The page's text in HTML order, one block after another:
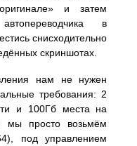
и затем
в
снисходительно
скриншотах.
нам не нужен
требования: 2
и 100Гб места на
мы просто возьмём
под управлением